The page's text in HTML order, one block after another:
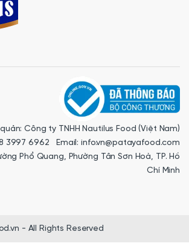
Công ty TNHH Nautilus Food (Việt Nam)
3997 6962 Email: info.vn@patayafood.com
Phổ Quang, Phường Tân Sơn Hoà, TP. Hồ
Chí Minh
- All Rights Reserved